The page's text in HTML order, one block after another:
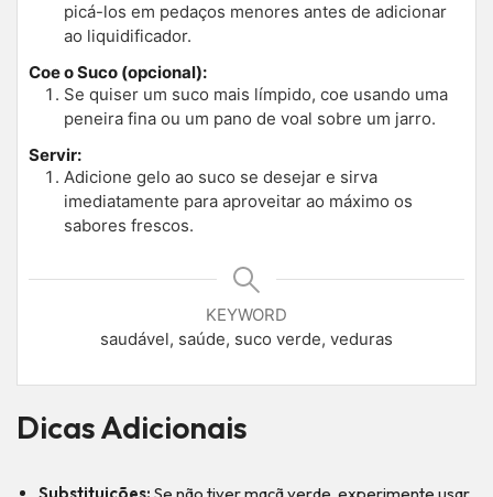
picá-los em pedaços menores antes de adicionar
ao liquidificador.
Coe o Suco (opcional):
Se quiser um suco mais límpido, coe usando uma
peneira fina ou um pano de voal sobre um jarro.
Servir:
Adicione gelo ao suco se desejar e sirva
imediatamente para aproveitar ao máximo os
sabores frescos.
KEYWORD
saudável, saúde, suco verde, veduras
Dicas Adicionais